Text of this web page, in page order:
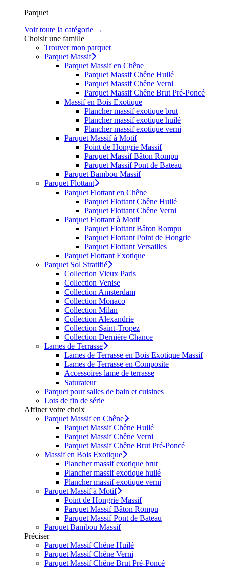
Parquet
Voir toute la catégorie →
Choisir une famille
Trouver mon parquet
Parquet Massif
Parquet Massif en Chêne
Parquet Massif Chêne Huilé
Parquet Massif Chêne Verni
Parquet Massif Chêne Brut Pré-Poncé
Massif en Bois Exotique
Plancher massif exotique brut
Plancher massif exotique huilé
Plancher massif exotique verni
Parquet Massif à Motif
Point de Hongrie Massif
Parquet Massif Bâton Rompu
Parquet Massif Pont de Bateau
Parquet Bambou Massif
Parquet Flottant
Parquet Flottant en Chêne
Parquet Flottant Chêne Huilé
Parquet Flottant Chêne Verni
Parquet Flottant à Motif
Parquet Flottant Bâton Rompu
Parquet Flottant Point de Hongrie
Parquet Flottant Versailles
Parquet Flottant Exotique
Parquet Sol Stratifié
Collection Vieux Paris
Collection Venise
Collection Amsterdam
Collection Monaco
Collection Milan
Collection Alexandrie
Collection Saint-Tropez
Collection Dernière Chance
Lames de Terrasse
Lames de Terrasse en Bois Exotique Massif
Lames de Terrasse en Composite
Accessoires lame de terrasse
Saturateur
Parquet pour salles de bain et cuisines
Lots de fin de série
Affiner votre choix
Parquet Massif en Chêne
Parquet Massif Chêne Huilé
Parquet Massif Chêne Verni
Parquet Massif Chêne Brut Pré-Poncé
Massif en Bois Exotique
Plancher massif exotique brut
Plancher massif exotique huilé
Plancher massif exotique verni
Parquet Massif à Motif
Point de Hongrie Massif
Parquet Massif Bâton Rompu
Parquet Massif Pont de Bateau
Parquet Bambou Massif
Préciser
Parquet Massif Chêne Huilé
Parquet Massif Chêne Verni
Parquet Massif Chêne Brut Pré-Poncé